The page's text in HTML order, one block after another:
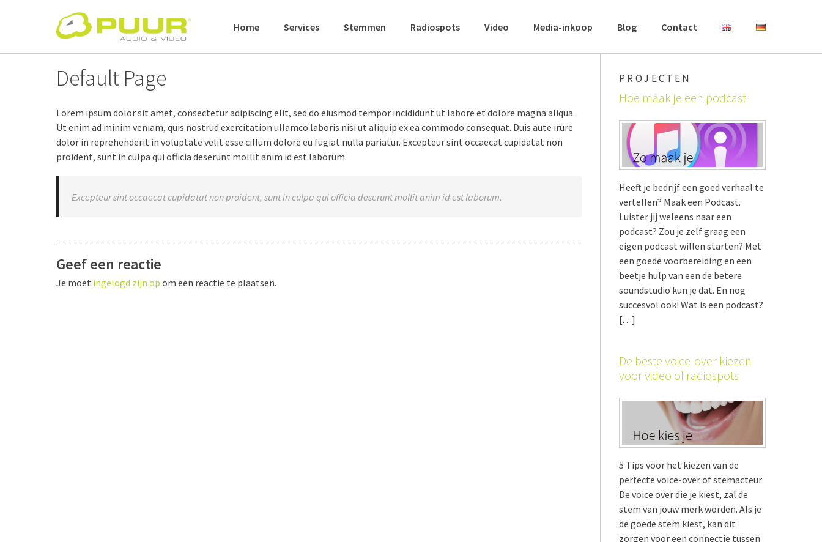
Home Services Stemmen Radiospots Video Media-inkoop Blog Contact
Default Page
Lorem ipsum dolor sit amet, consectetur adipiscing elit, sed do eiusmod tempor incididunt ut labore et dolore magna aliqua.
Ut enim ad minim veniam, quis nostrud exercitation ullamco laboris nisi ut aliquip ex ea commodo consequat. Duis aute irure
dolor in reprehenderit in voluptate velit esse cillum dolore eu fugiat nulla pariatur. Excepteur sint occaecat cupidatat non
proident, sunt in culpa qui officia deserunt mollit anim id est laborum.
Excepteur sint occaecat cupidatat non proident, sunt in culpa qui officia deserunt mollit anim id est laborum.
Geef een reactie
Je moet ingelogd zijn op om een reactie te plaatsen.
PROJECTEN
Hoe maak je een podcast
Heeft je bedrijf een goed verhaal te
vertellen? Maak een Podcast.
Luister jij weleens naar een
podcast? Zou je zelf graag een
eigen podcast willen starten? Met
een goede voorbereiding en een
beetje hulp van een de betere
soundstudio kun je dat. En nog
succesvol ook! Wat is een podcast?
[…]
De beste voice-over kiezen
voor video of radiospots
5 Tips voor het kiezen van de
perfecte voice-over of stemacteur
De voice over die je kiest, zal de
stem van jouw merk worden. Als je
de goede stem kiest, kan dit
zorgen voor een connectie tussen